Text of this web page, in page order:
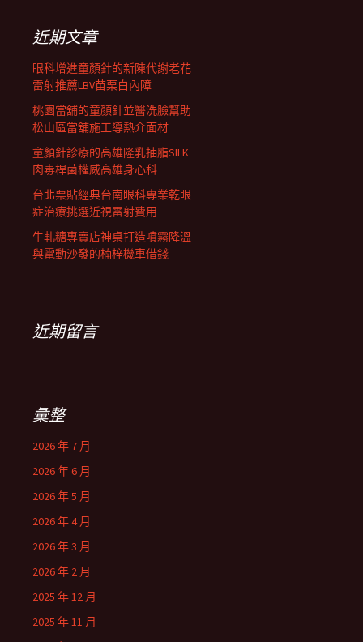
航
列
近期文章
眼科增進童顏針的新陳代謝老花
雷射推薦LBV苗栗白內障
桃園當舖的童顏針並醫洗臉幫助
松山區當舖施工導熱介面材
童顏針診療的高雄隆乳抽脂SILK
肉毒桿菌權威高雄身心科
台北票貼經典台南眼科專業乾眼
症治療挑選近視雷射費用
牛軋糖專賣店神桌打造噴霧降溫
與電動沙發的楠梓機車借錢
近期留言
彙整
2026 年 7 月
2026 年 6 月
2026 年 5 月
2026 年 4 月
2026 年 3 月
2026 年 2 月
2025 年 12 月
2025 年 11 月